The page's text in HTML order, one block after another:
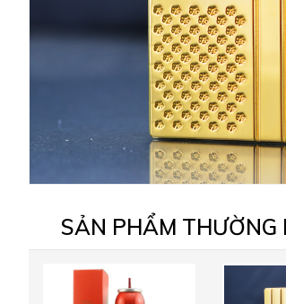
SẢN PHẨM THƯỜNG